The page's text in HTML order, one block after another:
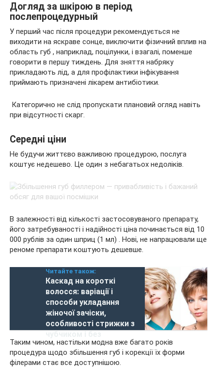
Догляд за шкірою в період
послепроцедурный
У перший час після процедури рекомендується не
виходити на яскраве сонце, виключити фізичний вплив на
область губ , наприклад, поцілунки, і взагалі, поменше
говорити в першу тиждень. Для зняття набряку
прикладають лід, а для профілактики інфікування
приймають призначені лікарем антибіотики.
Категорично не слід пропускати плановий огляд навіть
при відсутності скарг.
Середні ціни
Не будучи життєво важливою процедурою, послуга
коштує недешево. Це один з небагатьох недоліків.
В залежності від кількості застосовуваного препарату,
його затребуваності і надійності ціна починається від 10
000 рублів за один шприц (1 мл) . Нові, не напрацювали ще
реноме препарати коштують дешевше.
Читайте також:
Каскад на короткі
волосся: варіації і
способи укладання
жіночої зачіски,
особливості стрижки з
Таким чином, настільки модна вже багато років
процедура щодо збільшення губ і корекції їх форми
філерами стає все доступнішою.